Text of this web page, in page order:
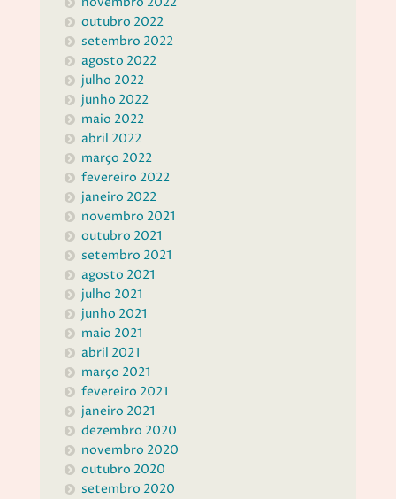
outubro 2022
setembro 2022
agosto 2022
julho 2022
junho 2022
maio 2022
abril 2022
março 2022
fevereiro 2022
janeiro 2022
novembro 2021
outubro 2021
setembro 2021
agosto 2021
julho 2021
junho 2021
maio 2021
abril 2021
março 2021
fevereiro 2021
janeiro 2021
dezembro 2020
novembro 2020
outubro 2020
setembro 2020